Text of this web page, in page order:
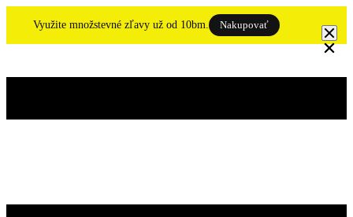
Využite množstevné zľavy už od 10bm. Nakupovať